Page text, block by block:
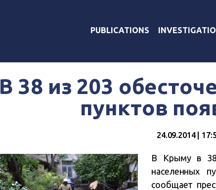
PUBLICATIONS
В 38 из 203
пунктов
24.09.2014 |
В Крыму в 38
населенных
сообщает